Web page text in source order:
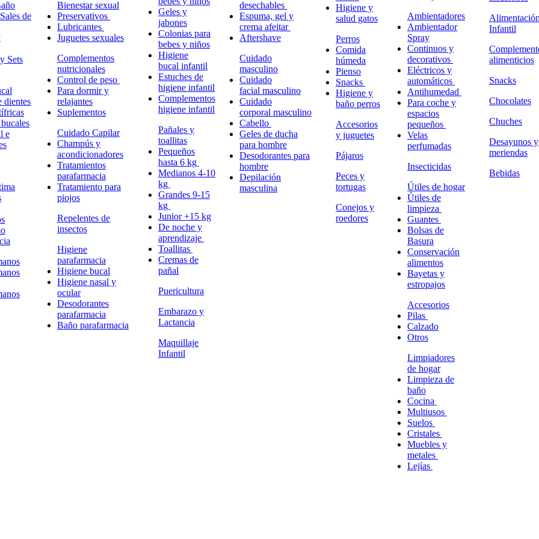
de
Sets
dientes
e
Bienestar sexual
Preservativos
Lubricantes
Juguetes sexuales
Complementos
nutricionales
Control de peso
Para dormir y
relajantes
Suplementos
Cuidado Capilar
Champús y
acondicionadores
Tratamientos
parafarmacia
Tratamiento para
piojos
Repelentes de
insectos
Higiene
parafarmacia
Higiene bucal
Higiene nasal y
ocular
Desodorantes
parafarmacia
Baño parafarmacia
Geles y
jabones
Colonias para
bebes y niños
Higiene
bucal infantil
Estuches de
higiene infantil
Complementos
higiene infantil
Pañales y
toallitas
Pequeños
hasta 6 kg
Medianos 4-10
kg
Grandes 9-15
kg
Junior +15 kg
De noche y
aprendizaje
Toallitas
Cremas de
pañal
Puericultura
Embarazo y
Lactancia
Maquillaje
Infantil
desechables
Espuma, gel y
crema afeitar
Aftershave
Cuidado
masculino
Cuidado
facial masculino
Cuidado
corporal masculino
Cabello
Geles de ducha
para hombre
Desodorantes para
hombre
Depilación
masculina
Higiene y
salud gatos
Perros
Comida
húmeda
Pienso
Snacks
Higiene y
baño perros
Accesorios
y juguetes
Pájaros
Peces y
tortugas
Conejos y
roedores
Ambientadores
Ambientador
Spray
Continuos y
decorativos
Eléctricos y
automáticos
Antihumedad
Para coche y
espacios
pequeños
Velas
perfumadas
Insecticidas
Útiles de hogar
Útiles de
limpieza
Guantes
Bolsas de
Basura
Conservación
alimentos
Bayetas y
estropajos
Accesorios
Pilas
Calzado
Otros
Limpiadores
de hogar
Limpieza de
baño
Cocina
Multiusos
Suelos
Cristales
Muebles y
metales
Lejías
Infantil
alimenticios
Snacks
Chocolates
Chuches
Desayunos y
meriendas
Bebidas